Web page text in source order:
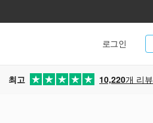
로그인
최고 10,220개 리뷰